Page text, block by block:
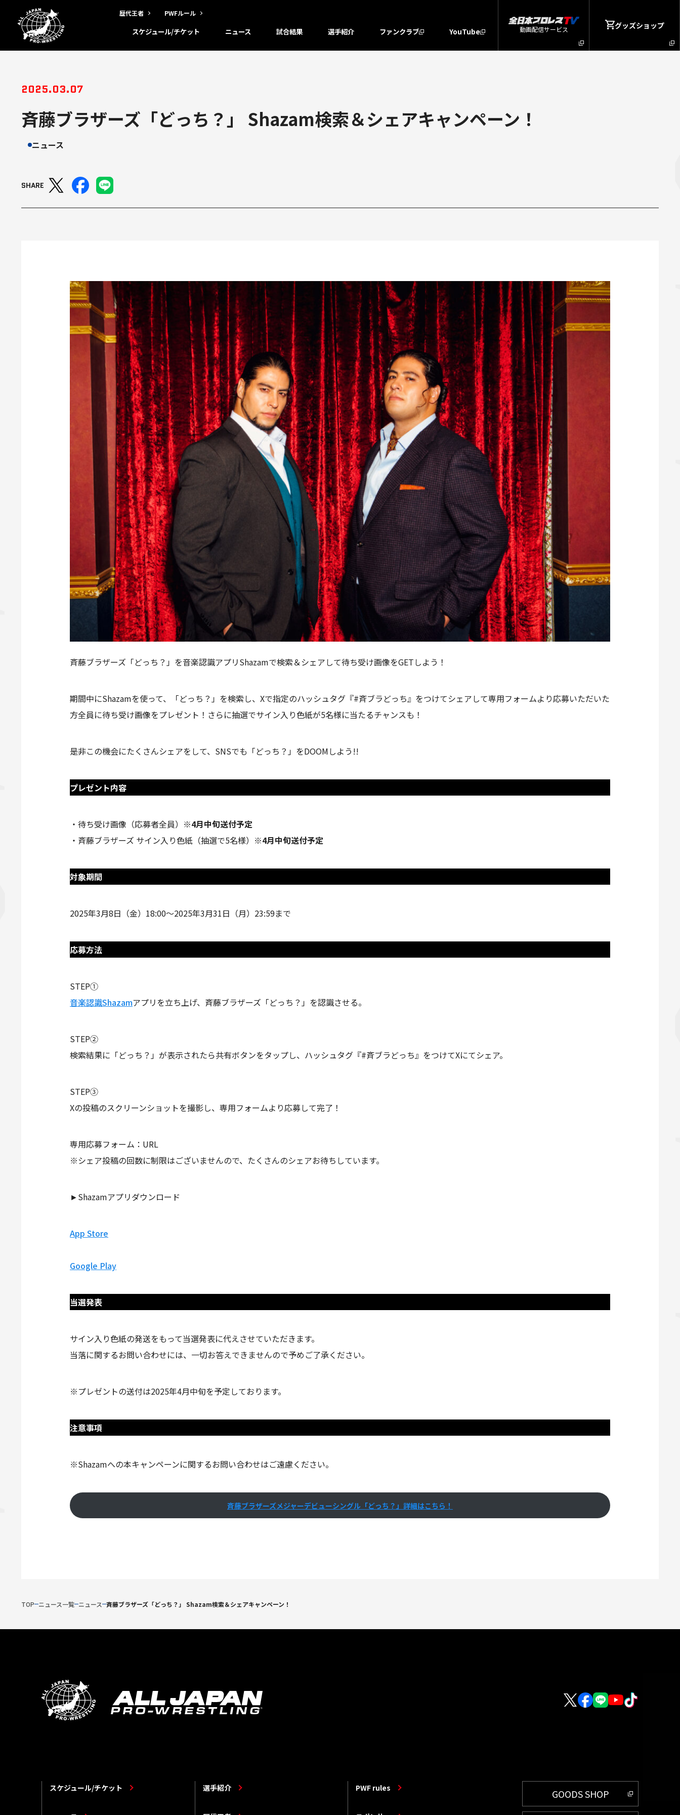
歴代王者 PWFルール
スケジュール/チケット ニュース 試合結果 選手紹介 ファンクラブ YouTube 動画配信サービス グッズショップ
2025.03.07
斉藤ブラザーズ「どっち？」 Shazam検索＆シェアキャンペーン！
ニュース
SHARE
斉藤ブラザーズ「どっち？」を音楽認識アプリShazamで検索＆シェアして待ち受け画像をGETしよう！
期間中にShazamを使って、「どっち？」を検索し、Xで指定のハッシュタグ『#斉ブラどっち』をつけてシェアして専用フォームより応募いただいた
方全員に待ち受け画像をプレゼント！さらに抽選でサイン入り色紙が5名様に当たるチャンスも！
是非この機会にたくさんシェアをして、SNSでも「どっち？」をDOOMしよう!!
プレゼント内容
・待ち受け画像（応募者全員） ※4月中旬送付予定
・斉藤ブラザーズ サイン入り色紙（抽選で5名様） ※4月中旬送付予定
対象期間
2025年3月8日（金）18:00～2025年3月31日（月）23:59まで
応募方法
STEP①
音楽認識Shazamアプリを立ち上げ、斉藤ブラザーズ「どっち？」を認識させる。
STEP②
検索結果に「どっち？」が表示されたら共有ボタンをタップし、ハッシュタグ『#斉ブラどっち』をつけてXにてシェア。
STEP③
Xの投稿のスクリーンショットを撮影し、専用フォームより応募して完了！
専用応募フォーム：URL
※シェア投稿の回数に制限はございませんので、たくさんのシェアお待ちしています。
►Shazamアプリダウンロード
App Store
Google Play
当選発表
サイン入り色紙の発送をもって当選発表に代えさせていただきます。
当落に関するお問い合わせには、一切お答えできませんので予めご了承ください。
※プレゼントの送付は2025年4月中旬を予定しております。
注意事項
※Shazamへの本キャンペーンに関するお問い合わせはご遠慮ください。
斉藤ブラザーズメジャーデビューシングル「どっち？」詳細はこちら！
TOP ニュース一覧 ニュース 斉藤ブラザーズ「どっち？」 Shazam検索＆シェアキャンペーン！
スケジュール/チケット 選手紹介 PWF rules GOODS SHOP